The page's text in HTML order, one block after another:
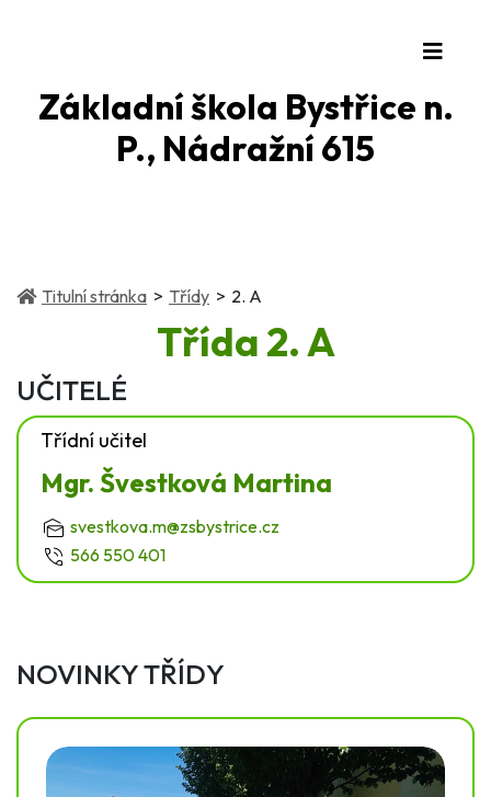
Základní škola Bystřice n.
P., Nádražní 615
Titulní stránka(current)
Třídy(current)
2. A
Třída 2. A
UČITELÉ
Třídní učitel
Mgr. Švestková Martina
svestkova.m@zsbystrice.cz
566 550 401
NOVINKY TŘÍDY